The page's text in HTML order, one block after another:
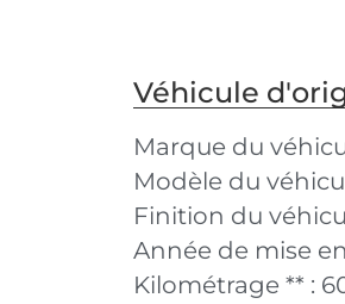
Véhicule
Marque du
Modèle du
Finition du
Année de mise
Kilométrage ** :